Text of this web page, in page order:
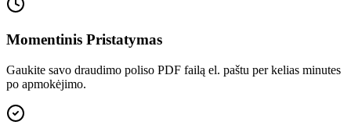
Momentinis Pristatymas
Gaukite savo draudimo poliso PDF failą el. paštu per kelias minutes
po apmokėjimo.